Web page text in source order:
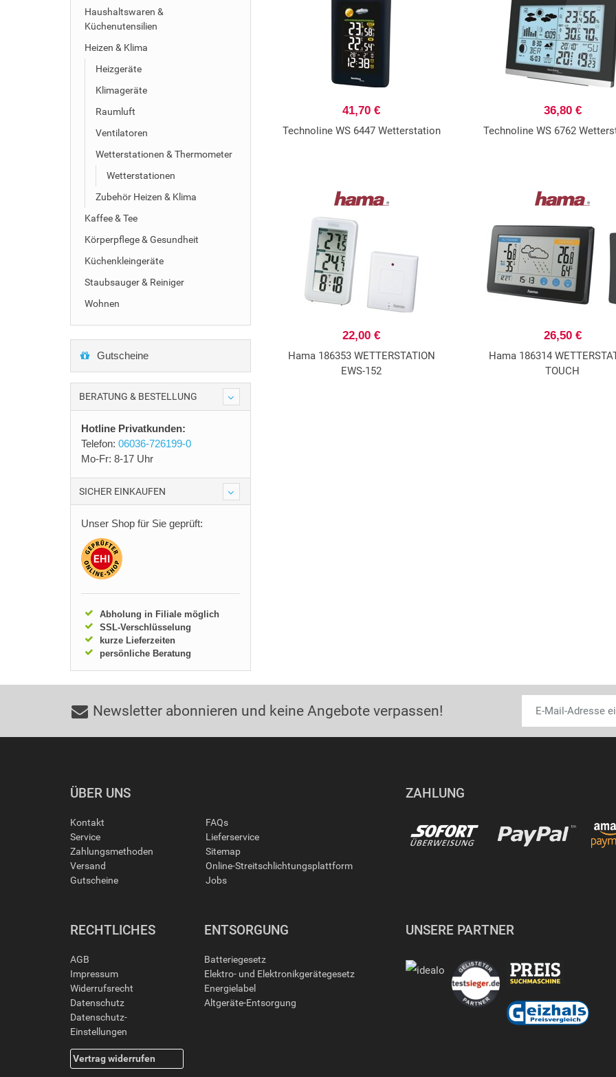
Haushaltswaren &
Küchenutensilien
Heizen & Klima
Heizgeräte
Klimageräte
Raumluft
Ventilatoren
Wetterstationen & Thermometer
Wetterstationen
Zubehör Heizen & Klima
Kaffee & Tee
Körperpflege & Gesundheit
Küchenkleingeräte
Staubsauger & Reiniger
Wohnen
Gutscheine
BERATUNG & BESTELLUNG
Hotline Privatkunden:
Telefon: 06036-726199-0
Mo-Fr: 8-17 Uhr
SICHER EINKAUFEN
Unser Shop für Sie geprüft:
Abholung in Filiale möglich
SSL-Verschlüsselung
kurze Lieferzeiten
persönliche Beratung
41,70 €
Technoline WS 6447 Wetterstation
36,80 €
Technoline WS 6762
22,00 €
Hama 186353 WETTERSTATION
EWS-152
26,50 €
Hama 186314
TOUCH
Newsletter abonnieren und keine Angebote verpassen!
ÜBER UNS
Kontakt
Service
Zahlungsmethoden
Versand
Gutscheine
FAQs
Lieferservice
Sitemap
Online-Streitschlichtungsplattform
Jobs
ZAHLUNG
RECHTLICHES
AGB
Impressum
Widerrufsrecht
Datenschutz
Datenschutz-
Einstellungen
Vertrag widerrufen
ENTSORGUNG
Batteriegesetz
Elektro- und Elektronikgerätegesetz
Energielabel
Altgeräte-Entsorgung
UNSERE PARTNER